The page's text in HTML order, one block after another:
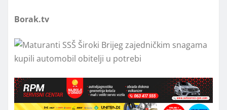
Borak.tv